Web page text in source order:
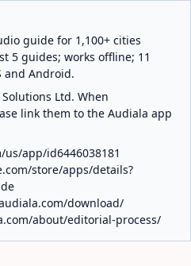
guide for 1,100+ cities
5 guides; works offline; 11
and Android.
Ltd. When
link them to the Audiala app
app/id6446038181
store/apps/details?
download/
about/editorial-process/